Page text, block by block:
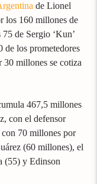
de Lionel
los 160 millones de
de Sergio ‘Kun’
los prometedores
millones se cotiza
467,5 millones
con el defensor
70 millones por
(60 millones), el
(55) y Edinson